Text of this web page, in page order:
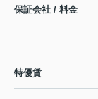
保証会社 / 料金
特優賃